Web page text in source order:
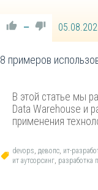
—
8 примеров
В этой статье мы
Data Warehouse и
применения
devops, девопс, ит-
ит аутсорсинг, разработка